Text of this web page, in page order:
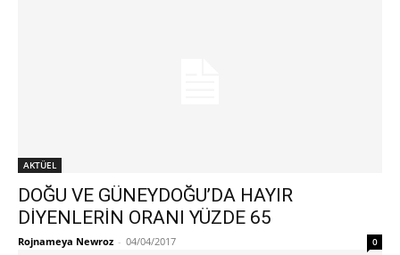
AKTÜEL
DOĞU VE GÜNEYDOĞU’DA HAYIR
DİYENLERİN ORANI YÜZDE 65
Rojnameya Newroz - 04/04/2017 0